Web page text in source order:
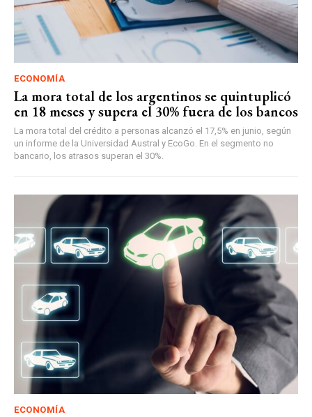
ECONOMÍA
La mora total de los argentinos se quintuplicó
en 18 meses y supera el 30% fuera de los bancos
La mora total del crédito a personas alcanzó el 17,5% en junio, según
un informe de la Universidad Austral y EcoGo. En el segmento no
bancario, los atrasos superan el 30%.
ECONOMÍA